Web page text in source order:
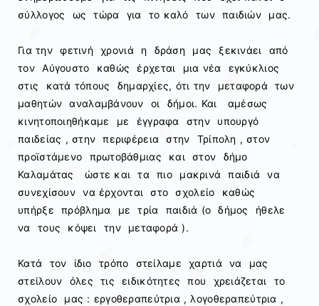
σύλλογος ως τώρα για το καλό των παιδιών μας.
Για την φετινή χρονιά η δράση μας ξεκινάει από
τον Αύγουστο καθώς έρχεται μια νέα εγκύκλιος
στις κατά τόπους δημαρχίες, ότι την μεταφορά των
μαθητών αναλαμβάνουν οι δήμοι. Και αμέσως
κινητοποιηθήκαμε με έγγραφα στην υπουργό
παιδείας , στην περιφέρεια στην Τρίπολη , στον
προϊστάμενο πρωτοβάθμιας και στον δήμο
Καλαμάτας ώστε και τα πιο μακρινά παιδιά να
συνεχίσουν να έρχονται στο σχολείο καθώς
υπήρξε πρόβλημα με τρία παιδιά (ο δήμος ήθελε
να τους κόψει την μεταφορά ).
Κατά τον ίδιο τρόπο στείλαμε χαρτιά να μας
στείλουν όλες τις ειδικότητες που χρειάζεται το
σχολείο μας : εργοθεραπεύτρια , λογοθεραπεύτρια ,